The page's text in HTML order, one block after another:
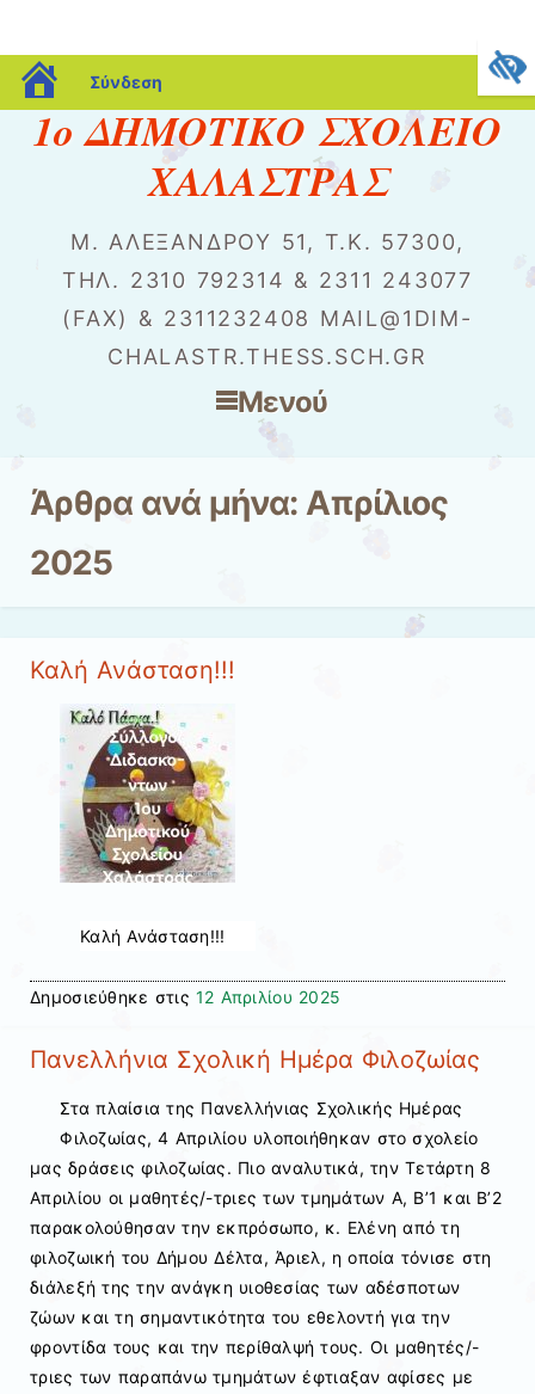
blogs.sch.gr
Σύνδεση
1o ΔΗΜΟΤΙΚΟ ΣΧΟΛΕΙΟ
ΧΑΛΑΣΤΡΑΣ
Μ. ΑΛΕΞΆΝΔΡΟΥ 51, Τ.Κ. 57300,
ΤΗΛ. 2310 792314 & 2311 243077
(FAX) & 2311232408 MAIL@1DIM-
CHALASTR.THESS.SCH.GR
Μενού
Άρθρα ανά μήνα: Απρίλιος
2025
Καλή Ανάσταση!!!
Καλή Ανάσταση!!!
Δημοσιεύθηκε στις 12 Απριλίου 2025
Πανελλήνια Σχολική Ημέρα Φιλοζωίας
Στα πλαίσια της Πανελλήνιας Σχολικής Ημέρας
Φιλοζωίας, 4 Απριλίου υλοποιήθηκαν στο σχολείο
μας δράσεις φιλοζωίας. Πιο αναλυτικά, την Τετάρτη 8
Απριλίου οι μαθητές/-τριες των τμημάτων Α, Β’1 και Β’2
παρακολούθησαν την εκπρόσωπο, κ. Ελένη από τη
φιλοζωική του Δήμου Δέλτα, Άριελ, η οποία τόνισε στη
διάλεξή της την ανάγκη υιοθεσίας των αδέσποτων
ζώων και τη σημαντικότητα του εθελοντή για την
φροντίδα τους και την περίθαλψή τους. Οι μαθητές/-
τριες των παραπάνω τμημάτων έφτιαξαν αφίσες με